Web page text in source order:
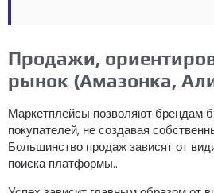
Продажи,
рынок (Амазонка,
Маркетплейсы позволяют брендам
покупателей, не создавая
Большинство продаж зависят от
поиска платформы..